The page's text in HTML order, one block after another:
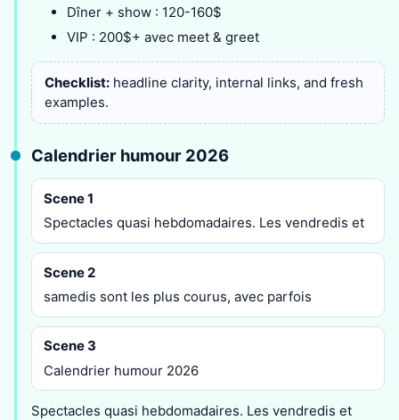
Dîner + show : 120-160$
VIP : 200$+ avec meet & greet
Checklist: headline clarity, internal links, and fresh
examples.
Calendrier humour 2026
Scene 1
Spectacles quasi hebdomadaires. Les vendredis et
Scene 2
samedis sont les plus courus, avec parfois
Scene 3
Calendrier humour 2026
Spectacles quasi hebdomadaires. Les vendredis et